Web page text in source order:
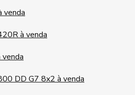
venda
à venda
DD G7 8x2 à venda